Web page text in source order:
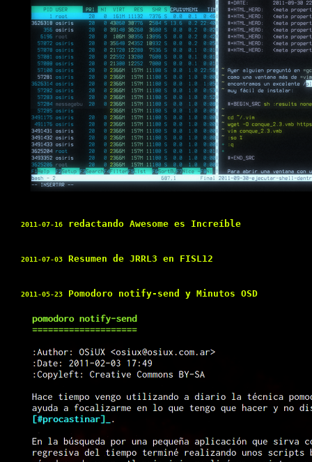
2011-07-16redactando Awesome es Increíble
2011-07-03Resumen de JRRL3 en FISL12
2011-05-23Pomodoro notify-send y Minutos OSD